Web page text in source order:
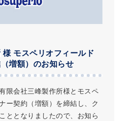
モスペリオフィールド
増額）のお知らせ
限会社三峰製作所様とモスペ
ー契約（増額）を締結し、ク
ととなりましたので、お知ら